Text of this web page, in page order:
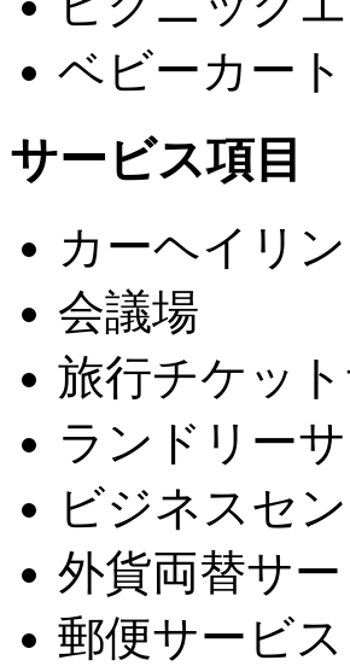
ベビーカート
サービス項目
カーヘイリ
会議場
旅行チケッ
ランドリー
ビジネスセ
外貨両替サー
郵便サービス